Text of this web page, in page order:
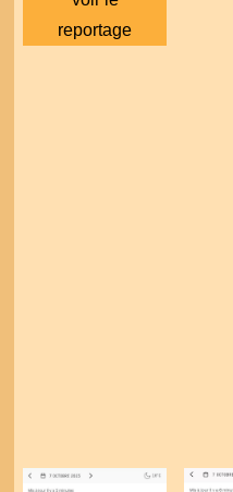
reportage